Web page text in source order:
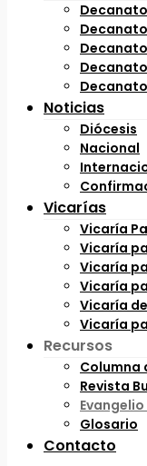
Noticias
Diócesis
Nacional
Vicarías
Vicaría
Vicaría
Vicaría
Vicaría
Vicaría
Vicaría
Recursos
Columna
Revista
Glosario
Contacto